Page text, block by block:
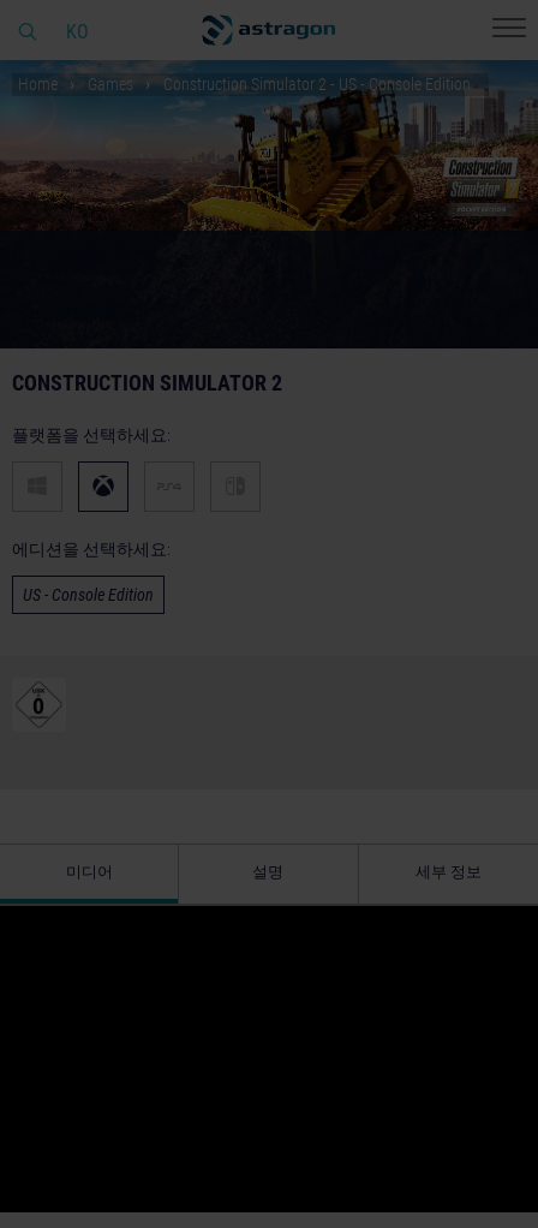
KO
Home Games Construction Simulator 2 - US - Console Edition
CONSTRUCTION SIMULATOR 2
플랫폼을 선택하세요:
에디션을 선택하세요:
US - Console Edition
미디어 설명 세부 정보